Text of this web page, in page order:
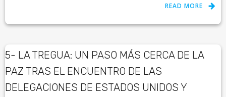
READ MORE
5- LA TREGUA: UN PASO MÁS CERCA DE LA
PAZ TRAS EL ENCUENTRO DE LAS
DELEGACIONES DE ESTADOS UNIDOS Y